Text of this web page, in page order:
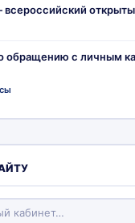
обращению с личным